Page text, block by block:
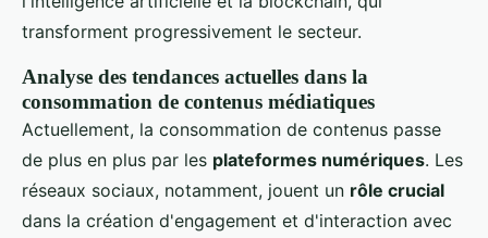
transforment progressivement le secteur.
Analyse des tendances actuelles dans la
consommation de contenus médiatiques
Actuellement, la consommation de contenus passe
de plus en plus par les plateformes numériques. Les
réseaux sociaux, notamment, jouent un rôle crucial
dans la création d'engagement et d'interaction avec